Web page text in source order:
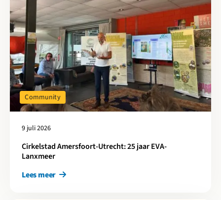
9 juli 2026
Cirkelstad Amersfoort-Utrecht: 25 jaar EVA-
Lanxmeer
Community
Lees meer